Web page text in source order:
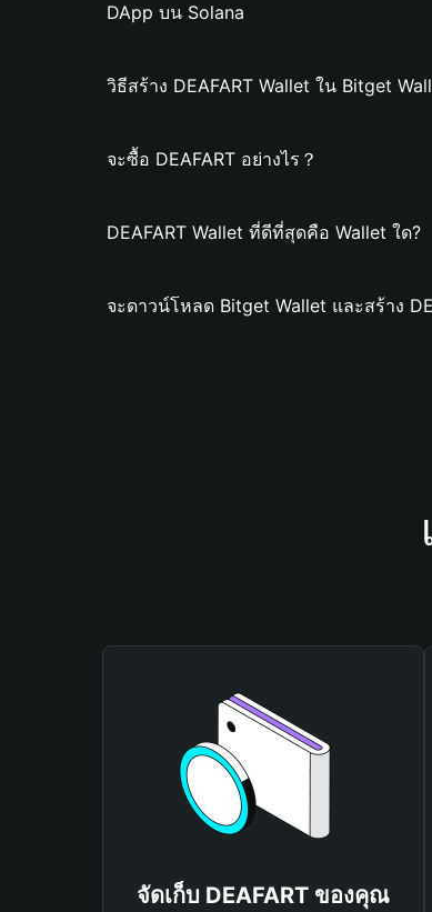
DApp บน Solana
วิธีสร้าง DEAFART Wallet ใน Bitget
จะซื้อ DEAFART อย่างไร？
DEAFART Wallet ที่ดีที่สุดคือ Wallet ใด?
จะดาวน์โหลด Bitget Wallet และสร้าง
จัดเก็บ DEAFART ของคุณ